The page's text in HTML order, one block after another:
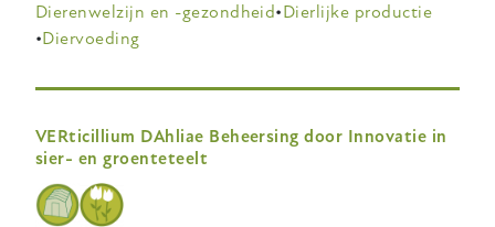
Dierenwelzijn en -gezondheid Dierlijke productie
Diervoeding
VERticillium DAhliae Beheersing door Innovatie in
sier- en groenteteelt